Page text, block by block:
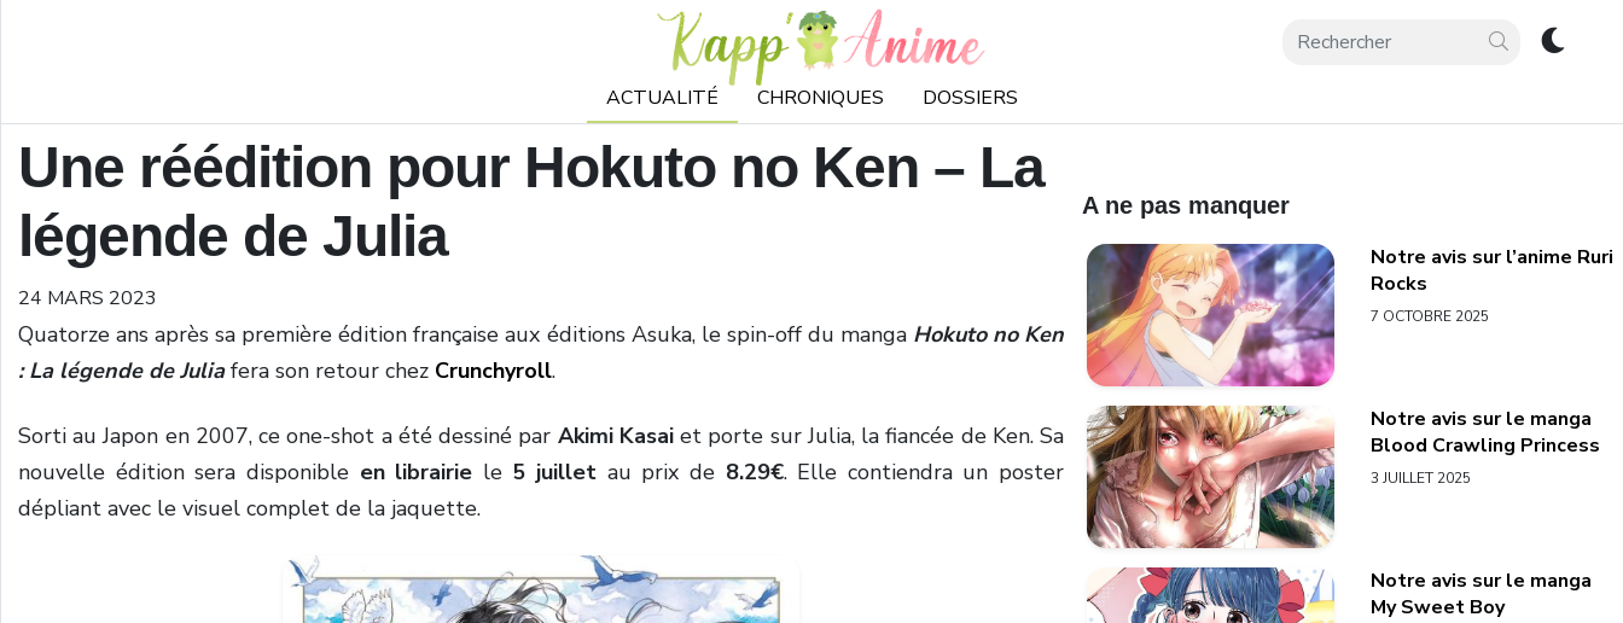
ACTUALITÉ CHRONIQUES DOSSIERS
Une réédition pour Hokuto no Ken – La
légende de Julia
24 MARS 2023
Quatorze ans après sa première édition française aux éditions Asuka, le spin-off du manga Hokuto no Ken
: La légende de Juliafera son retour chez Crunchyroll.
Sorti au Japon en 2007, ce one-shot a été dessiné par Akimi Kasaiet porte sur Julia, la fiancée de Ken. Sa
nouvelle édition sera disponible en librairie le 5 juillet au prix de 8.29€. Elle contiendra un poster
dépliant avec le visuel complet de la jaquette.
A ne pas manquer
Notre avis sur l’anime Ruri
Rocks
7 OCTOBRE 2025
Notre avis sur le manga
Blood Crawling Princess
3 JUILLET 2025
Notre avis sur le manga
My Sweet Boy